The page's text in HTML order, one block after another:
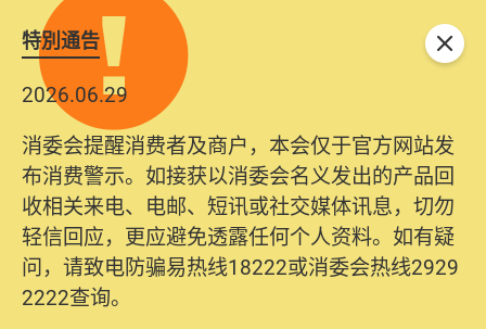
特別通告
2026.06.29
消委会提醒消费者及商户，本会仅于官方网站发
布消费警示。如接获以消委会名义发出的产品回
收相关来电、电邮、短讯或社交媒体讯息，切勿
轻信回应，更应避免透露任何个人资料。如有疑
问，请致电防骗易热线18222或消委会热线2929
2222查询。
关闭